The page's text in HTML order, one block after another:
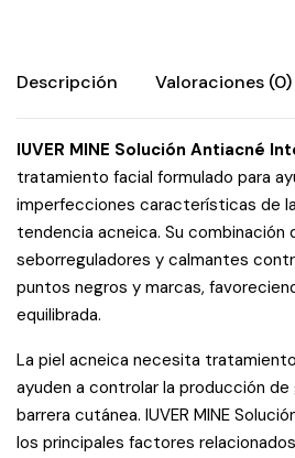
Descripción Valoraciones (0)
IUVER MINE Solución Antiacné
tratamiento facial formulado para
imperfecciones características de
tendencia acneica. Su
seborreguladores y calmantes
puntos negros y marcas,
equilibrada.
La piel acneica necesita
ayuden a controlar la producción de
barrera cutánea. IUVER MINE
los principales factores